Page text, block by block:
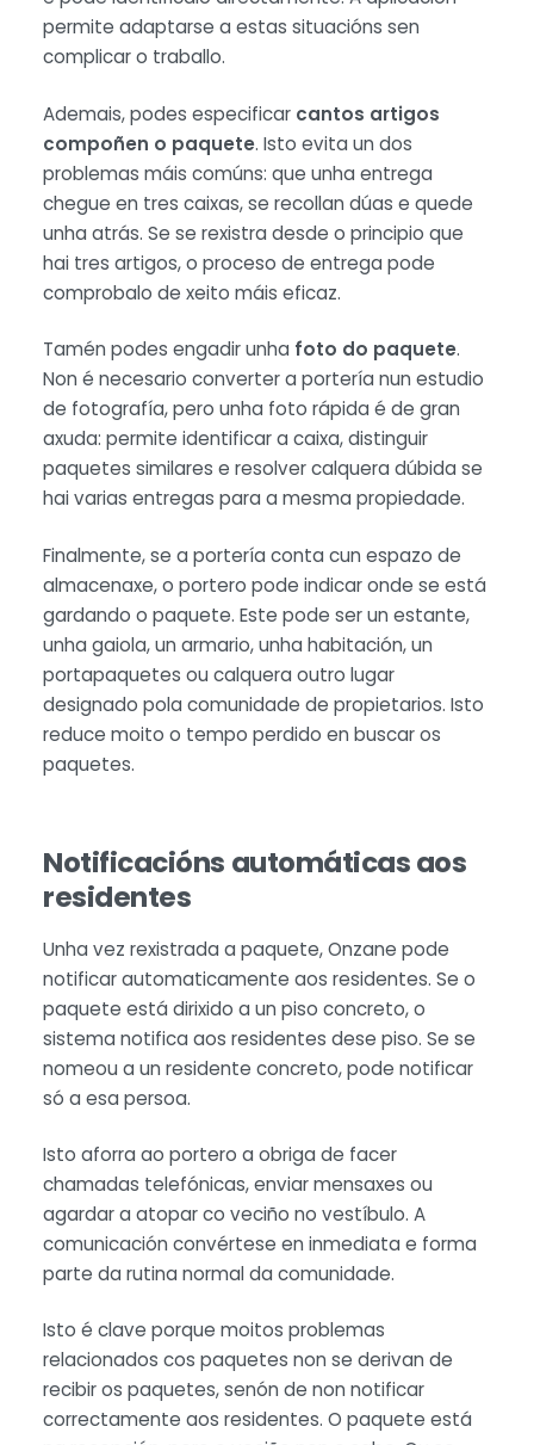
permite adaptarse a estas situacións sen
complicar o traballo.
Ademais, podes especificar cantos artigos
compoñen o paquete. Isto evita un dos
problemas máis comúns: que unha entrega
chegue en tres caixas, se recollan dúas e quede
unha atrás. Se se rexistra desde o principio que
hai tres artigos, o proceso de entrega pode
comprobalo de xeito máis eficaz.
Tamén podes engadir unha foto do paquete.
Non é necesario converter a portería nun estudio
de fotografía, pero unha foto rápida é de gran
axuda: permite identificar a caixa, distinguir
paquetes similares e resolver calquera dúbida se
hai varias entregas para a mesma propiedade.
Finalmente, se a portería conta cun espazo de
almacenaxe, o portero pode indicar onde se está
gardando o paquete. Este pode ser un estante,
unha gaiola, un armario, unha habitación, un
portapaquetes ou calquera outro lugar
designado pola comunidade de propietarios. Isto
reduce moito o tempo perdido en buscar os
paquetes.
Notificacións automáticas aos
residentes
Unha vez rexistrada a paquete, Onzane pode
notificar automaticamente aos residentes. Se o
paquete está dirixido a un piso concreto, o
sistema notifica aos residentes dese piso. Se se
nomeou a un residente concreto, pode notificar
só a esa persoa.
Isto aforra ao portero a obriga de facer
chamadas telefónicas, enviar mensaxes ou
agardar a atopar co veciño no vestíbulo. A
comunicación convértese en inmediata e forma
parte da rutina normal da comunidade.
Isto é clave porque moitos problemas
relacionados cos paquetes non se derivan de
recibir os paquetes, senón de non notificar
correctamente aos residentes. O paquete está